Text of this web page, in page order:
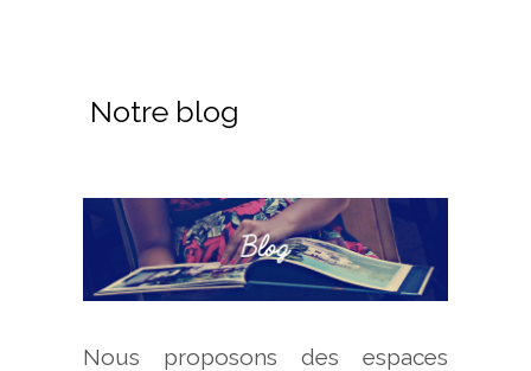
Notre blog
Nous proposons des espaces